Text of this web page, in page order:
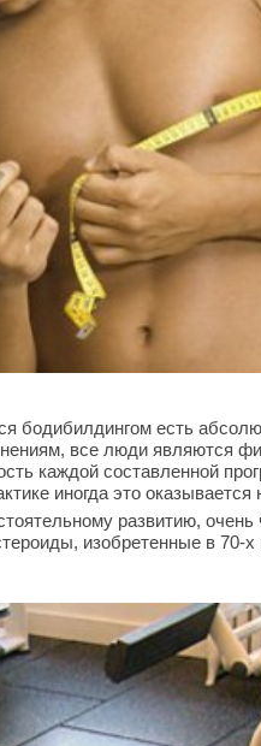
бодибилдингом есть
все люди являются
каждой составленной
иногда это оказывается
развитию,
изобретенные в 70-